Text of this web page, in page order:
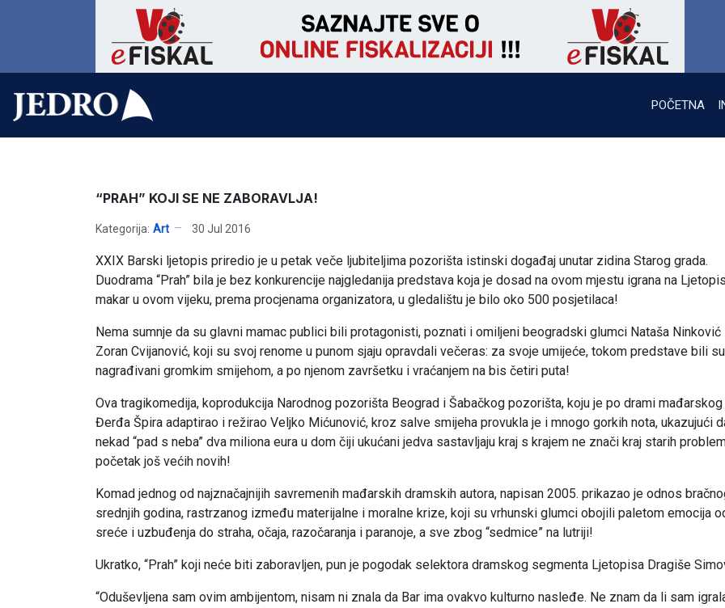
POČETNA
“PRAH” KOJI SE NE ZABORAVLJA!
Kategorija: Art 30 Jul 2016
XXIX Barski ljetopis priredio je u petak veče ljubiteljima pozorišta istinski događaj unutar zidina Starog grada.
Duodrama “Prah” bila je bez konkurencije najgledanija predstava koja je dosad na ovom mjestu igrana na
makar u ovom vijeku, prema procjenama organizatora, u gledalištu je bilo oko 500 posjetilaca!
Nema sumnje da su glavni mamac publici bili protagonisti, poznati i omiljeni beogradski glumci Nataša Ninković
Zoran Cvijanović, koji su svoj renome u punom sjaju opravdali večeras: za svoje umijeće, tokom predstave bili su
nagrađivani gromkim smijehom, a po njenom završetku i vraćanjem na bis četiri puta!
Ova tragikomedija, koprodukcija Narodnog pozorišta Beograd i Šabačkog pozorišta, koju je po drami
Đerđa Špira adaptirao i režirao Veljko Mićunović, kroz salve smijeha provukla je i mnogo gorkih nota, ukazujući
nekad “pad s neba” dva miliona eura u dom čiji ukućani jedva sastavljaju kraj s krajem ne znači kraj starih
početak još većih novih!
Komad jednog od najznačajnijih savremenih mađarskih dramskih autora, napisan 2005. prikazao je odnos
srednjih godina, rastrzanog između materijalne i moralne krize, koji su vrhunski glumci obojili paletom emocija
sreće i uzbuđenja do straha, očaja, razočaranja i paranoje, a sve zbog “sedmice” na lutriji!
Ukratko, “Prah” koji neće biti zaboravljen, pun je pogodak selektora dramskog segmenta Ljetopisa Dragiše
“Oduševljena sam ovim ambijentom, nisam ni znala da Bar ima ovakvo kulturno nasleđe. Ne znam da li sam